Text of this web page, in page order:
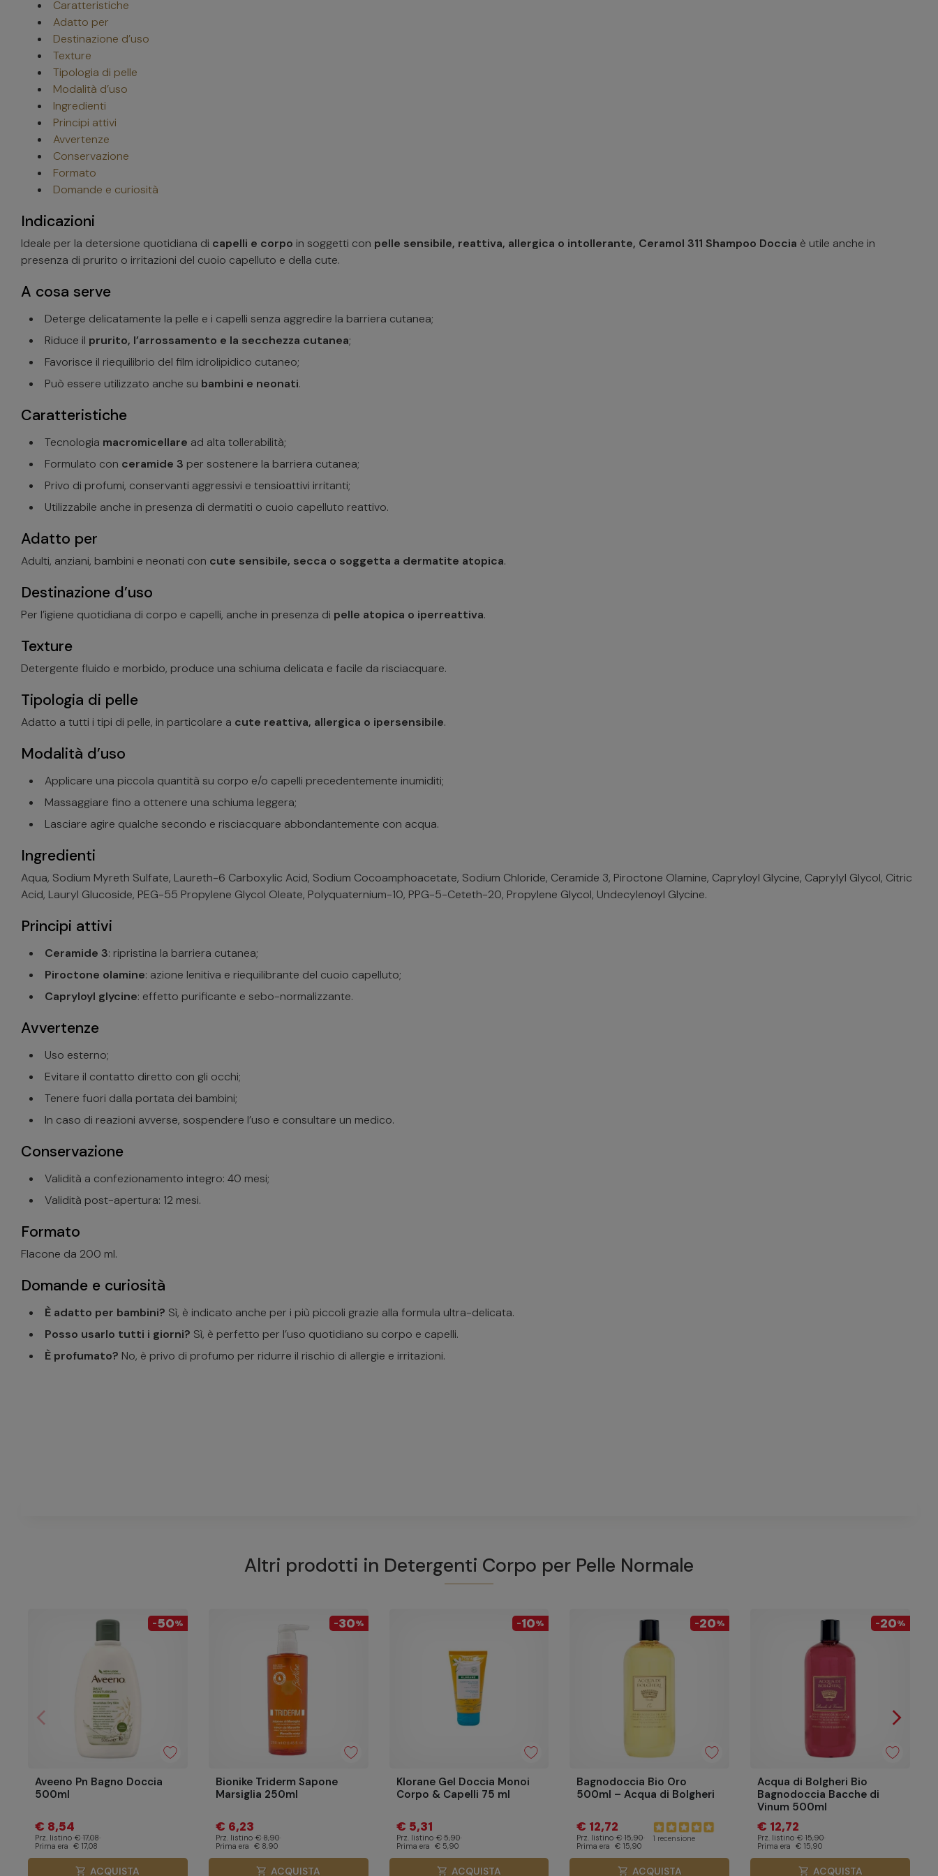
Caratteristiche
Adatto per
Destinazione d’uso
Texture
Tipologia di pelle
Modalità d’uso
Ingredienti
Principi attivi
Avvertenze
Conservazione
Formato
Domande e curiosità
Indicazioni
Ideale per la detersione quotidiana di capelli e corpo in soggetti con pelle sensibile, reattiva, allergica o intollerante, Ceramol 311 Shampoo Doccia è utile anche in
presenza di prurito o irritazioni del cuoio capelluto e della cute.
A cosa serve
Deterge delicatamente la pelle e i capelli senza aggredire la barriera cutanea;
Riduce il prurito, l’arrossamento e la secchezza cutanea;
Favorisce il riequilibrio del film idrolipidico cutaneo;
Può essere utilizzato anche su bambini e neonati.
Caratteristiche
Tecnologia macromicellare ad alta tollerabilità;
Formulato con ceramide 3 per sostenere la barriera cutanea;
Privo di profumi, conservanti aggressivi e tensioattivi irritanti;
Utilizzabile anche in presenza di dermatiti o cuoio capelluto reattivo.
Adatto per
Adulti, anziani, bambini e neonati con cute sensibile, secca o soggetta a dermatite atopica.
Destinazione d’uso
Per l’igiene quotidiana di corpo e capelli, anche in presenza di pelle atopica o iperreattiva.
Texture
Detergente fluido e morbido, produce una schiuma delicata e facile da risciacquare.
Tipologia di pelle
Adatto a tutti i tipi di pelle, in particolare a cute reattiva, allergica o ipersensibile.
Modalità d’uso
Applicare una piccola quantità su corpo e/o capelli precedentemente inumiditi;
Massaggiare fino a ottenere una schiuma leggera;
Lasciare agire qualche secondo e risciacquare abbondantemente con acqua.
Ingredienti
Aqua, Sodium Myreth Sulfate, Laureth-6 Carboxylic Acid, Sodium Cocoamphoacetate, Sodium Chloride, Ceramide 3, Piroctone Olamine, Capryloyl Glycine, Caprylyl Glycol, Citric
Acid, Lauryl Glucoside, PEG-55 Propylene Glycol Oleate, Polyquaternium-10, PPG-5-Ceteth-20, Propylene Glycol, Undecylenoyl Glycine.
Principi attivi
Ceramide 3: ripristina la barriera cutanea;
Piroctone olamine: azione lenitiva e riequilibrante del cuoio capelluto;
Capryloyl glycine: effetto purificante e sebo-normalizzante.
Avvertenze
Uso esterno;
Evitare il contatto diretto con gli occhi;
Tenere fuori dalla portata dei bambini;
In caso di reazioni avverse, sospendere l’uso e consultare un medico.
Conservazione
Validità a confezionamento integro: 40 mesi;
Validità post-apertura: 12 mesi.
Formato
Flacone da 200 ml.
Domande e curiosità
È adatto per bambini? Sì, è indicato anche per i più piccoli grazie alla formula ultra-delicata.
Posso usarlo tutti i giorni? Sì, è perfetto per l’uso quotidiano su corpo e capelli.
È profumato? No, è privo di profumo per ridurre il rischio di allergie e irritazioni.
Altri prodotti in Detergenti Corpo per Pelle Normale
Precedente
arrow_back_ios arrow_forward_ios
-50%
Aveeno Pn Bagno Doccia
500ml
€ 8,54
Prz. listino € 17,08
Prima era € 17,08
shopping_cart ACQUISTA
-30%
Bionike Triderm Sapone
Marsiglia 250ml
€ 6,23
Prz. listino € 8,90
Prima era € 8,90
shopping_cart ACQUISTA
-10%
Klorane Gel Doccia Monoi
Corpo & Capelli 75 ml
€ 5,31
Prz. listino € 5,90
Prima era € 5,90
shopping_cart ACQUISTA
-20%
Bagnodoccia Bio Oro
500ml – Acqua di Bolgheri
€ 12,72
Prz. listino € 15,90
Prima era € 15,90
1 recensione
shopping_cart ACQUISTA
-20%
Acqua di Bolgheri Bio
Bagnodoccia Bacche di
Vinum 500ml
€ 12,72
Prz. listino € 15,90
Prima era € 15,90
shopping_cart ACQUISTA